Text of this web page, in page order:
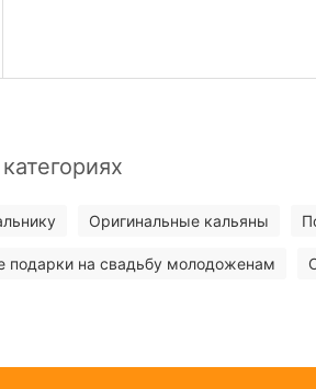
Оригинальные кальяны
подарки на свадьбу молодоженам